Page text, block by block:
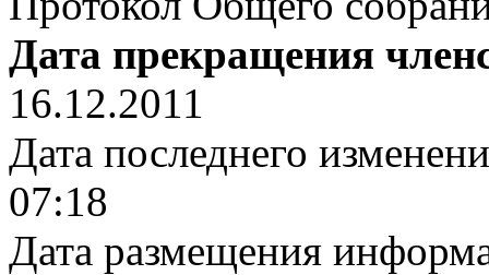
Дата прекращения
16.12.2011
Дата последнего
07:18
Дата размещения